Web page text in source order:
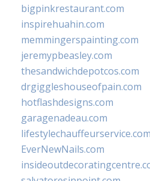
bigpinkrestaurant.com
inspirehuahin.com
memmingerspainting.com
jeremypbeasley.com
thesandwichdepotcos.com
drgiggleshouseofpain.com
hotflashdesigns.com
garagenadeau.com
lifestylechauffeurservice.com
EverNewNails.com